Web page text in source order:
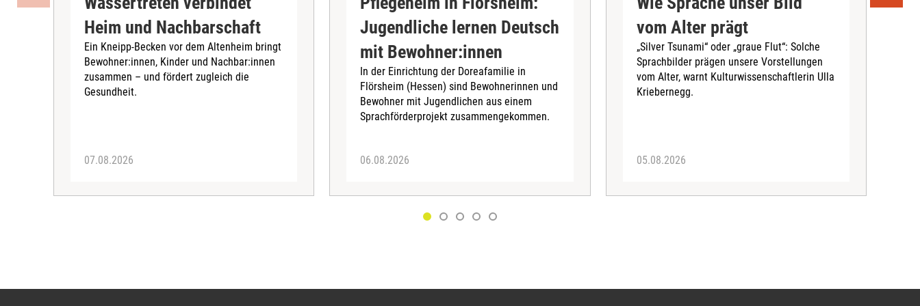
Heim und Nachbarschaft
Ein Kneipp-Becken vor dem Altenheim bringt
Bewohner:innen, Kinder und Nachbar:innen
zusammen – und fördert zugleich die
Gesundheit.
07.08.2026
Jugendliche lernen Deutsch
mit Bewohner:innen
In der Einrichtung der Doreafamilie in
Flörsheim (Hessen) sind Bewohnerinnen und
Bewohner mit Jugendlichen aus einem
Sprachförderprojekt zusammengekommen.
06.08.2026
vom Alter prägt
„Silver Tsunami“ oder „graue Flut“: Solche
Sprachbilder prägen unsere Vorstellungen
vom Alter, warnt Kulturwissenschaftlerin Ulla
Kriebernegg.
05.08.2026